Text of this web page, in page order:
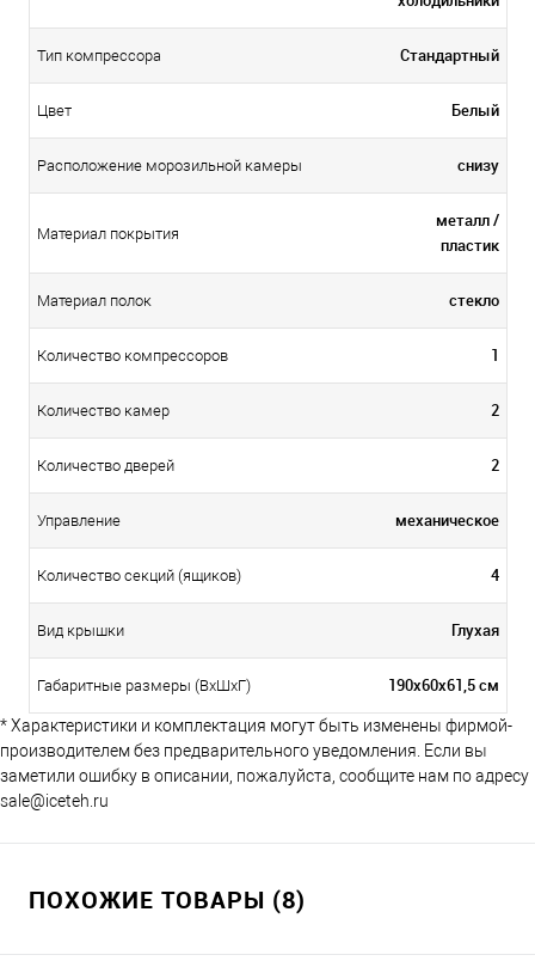
Тип компрессора Стандартный
Цвет Белый
Расположение морозильной камеры снизу
Материал покрытия
металл /
пластик
Материал полок стекло
Количество компрессоров 1
Количество камер 2
Количество дверей 2
Управление механическое
Количество секций (ящиков) 4
Вид крышки Глухая
Габаритные размеры (ВхШхГ) 190х60х61,5 см
* Характеристики и комплектация могут быть изменены фирмой-
производителем без предварительного уведомления. Если вы
заметили ошибку в описании, пожалуйста, сообщите нам по адресу
sale@iceteh.ru
ПОХОЖИЕ ТОВАРЫ (8)